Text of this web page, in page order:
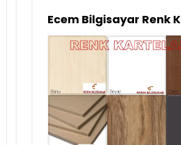
Ecem Bilgisayar Renk